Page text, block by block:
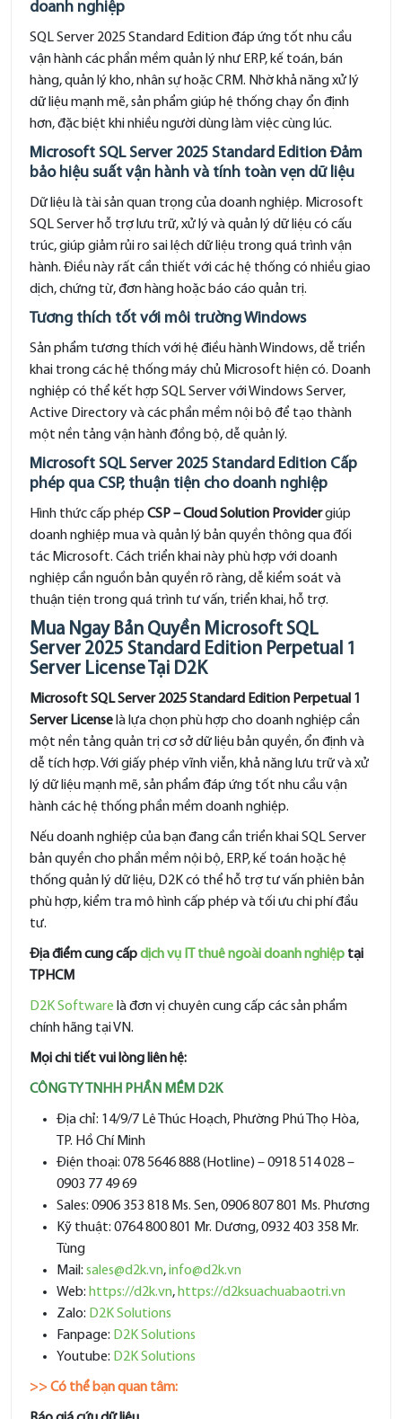
doanh nghiệp
SQL Server 2025 Standard Edition đáp ứng tốt nhu cầu
vận hành các phần mềm quản lý như ERP, kế toán, bán
hàng, quản lý kho, nhân sự hoặc CRM. Nhờ khả năng xử lý
dữ liệu mạnh mẽ, sản phẩm giúp hệ thống chạy ổn định
hơn, đặc biệt khi nhiều người dùng làm việc cùng lúc.
Microsoft SQL Server 2025 Standard Edition Đảm
bảo hiệu suất vận hành và tính toàn vẹn dữ liệu
Dữ liệu là tài sản quan trọng của doanh nghiệp. Microsoft
SQL Server hỗ trợ lưu trữ, xử lý và quản lý dữ liệu có cấu
trúc, giúp giảm rủi ro sai lệch dữ liệu trong quá trình vận
hành. Điều này rất cần thiết với các hệ thống có nhiều giao
dịch, chứng từ, đơn hàng hoặc báo cáo quản trị.
Tương thích tốt với môi trường Windows
Sản phẩm tương thích với hệ điều hành Windows, dễ triển
khai trong các hệ thống máy chủ Microsoft hiện có. Doanh
nghiệp có thể kết hợp SQL Server với Windows Server,
Active Directory và các phần mềm nội bộ để tạo thành
một nền tảng vận hành đồng bộ, dễ quản lý.
Microsoft SQL Server 2025 Standard Edition Cấp
phép qua CSP, thuận tiện cho doanh nghiệp
Hình thức cấp phép CSP – Cloud Solution Providergiúp
doanh nghiệp mua và quản lý bản quyền thông qua đối
tác Microsoft. Cách triển khai này phù hợp với doanh
nghiệp cần nguồn bản quyền rõ ràng, dễ kiểm soát và
thuận tiện trong quá trình tư vấn, triển khai, hỗ trợ.
Mua Ngay Bản Quyền Microsoft SQL
Server 2025 Standard Edition Perpetual 1
Server License Tại D2K
Microsoft SQL Server 2025 Standard Edition Perpetual 1
Server License là lựa chọn phù hợp cho doanh nghiệp cần
một nền tảng quản trị cơ sở dữ liệu bản quyền, ổn định và
dễ tích hợp. Với giấy phép vĩnh viễn, khả năng lưu trữ và xử
lý dữ liệu mạnh mẽ, sản phẩm đáp ứng tốt nhu cầu vận
hành các hệ thống phần mềm doanh nghiệp.
Nếu doanh nghiệp của bạn đang cần triển khai SQL Server
bản quyền cho phần mềm nội bộ, ERP, kế toán hoặc hệ
thống quản lý dữ liệu, D2K có thể hỗ trợ tư vấn phiên bản
phù hợp, kiểm tra mô hình cấp phép và tối ưu chi phí đầu
tư.
Địa điểm cung cấpdịch vụ IT thuê ngoài doanh nghiệp tại
TPHCM
D2K Software là đơn vị chuyên cung cấp các sản phẩm
chính hãng tại VN.
Mọi chi tiết vui lòng liên hệ:
CÔNG TY TNHH PHẦN MỀM D2K
Địa chỉ: 14/9/7 Lê Thúc Hoạch, Phường Phú Thọ Hòa,
TP. Hồ Chí Minh
Điện thoại: 078 5646 888 (Hotline) – 0918 514 028 –
0903 77 49 69
Sales: 0906 353 818 Ms. Sen, 0906 807 801 Ms. Phương
Kỹ thuật: 0764 800 801 Mr. Dương, 0932 403 358 Mr.
Tùng
Mail: sales@d2k.vn,info@d2k.vn
Web: https://d2k.vn, https://d2ksuachuabaotri.vn
Zalo: D2K Solutions
Fanpage: D2K Solutions
Youtube: D2K Solutions
>> Có thể bạn quan tâm: